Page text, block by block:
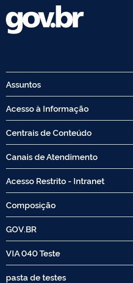
Assuntos
Acesso à Informação
Centrais de Conteúdo
Canais de Atendimento
Acesso Restrito - Intranet
Composição
GOV.BR
VIA 040 Teste
pasta de testes